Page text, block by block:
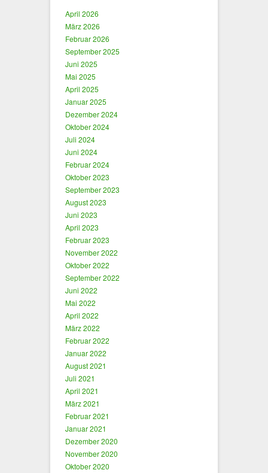
April 2026
März 2026
Februar 2026
September 2025
Juni 2025
Mai 2025
April 2025
Januar 2025
Dezember 2024
Oktober 2024
Juli 2024
Juni 2024
Februar 2024
Oktober 2023
September 2023
August 2023
Juni 2023
April 2023
Februar 2023
November 2022
Oktober 2022
September 2022
Juni 2022
Mai 2022
April 2022
März 2022
Februar 2022
Januar 2022
August 2021
Juli 2021
April 2021
März 2021
Februar 2021
Januar 2021
Dezember 2020
November 2020
Oktober 2020